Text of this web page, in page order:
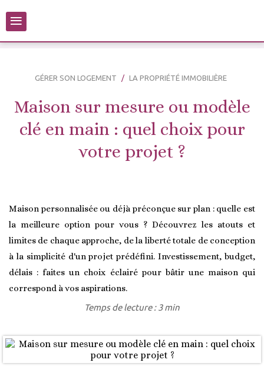
≡
GÉRER SON LOGEMENT LA PROPRIÉTÉ IMMOBILIÈRE
Maison sur mesure ou modèle
clé en main : quel choix pour
votre projet ?
Maison personnalisée ou déjà préconçue sur plan : quelle est
la meilleure option pour vous ? Découvrez les atouts et
limites de chaque approche, de la liberté totale de conception
à la simplicité d'un projet prédéfini. Investissement, budget,
délais : faites un choix éclairé pour bâtir une maison qui
correspond à vos aspirations.
Temps de lecture : 3 min